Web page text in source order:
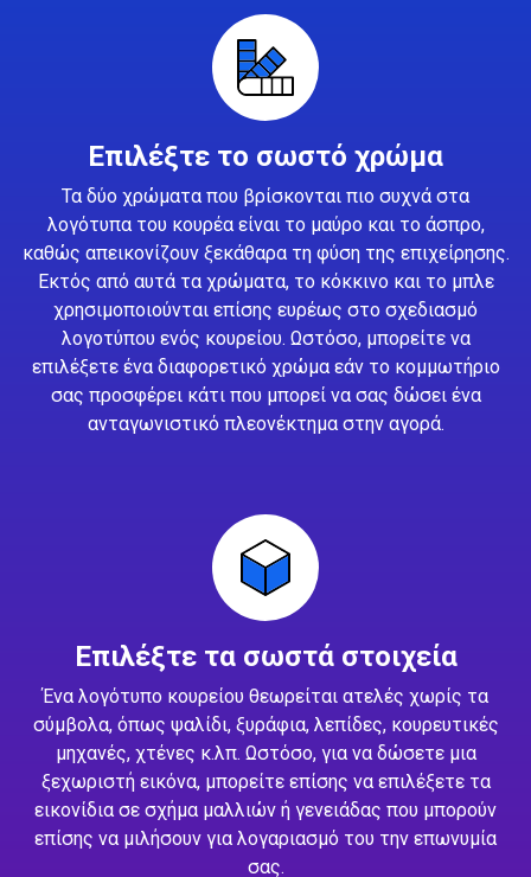
Επιλέξτε το σωστό χρώμα
Τα δύο χρώματα που βρίσκονται πιο συχνά στα
λογότυπα του κουρέα είναι το μαύρο και το άσπρο,
καθώς απεικονίζουν ξεκάθαρα τη φύση της επιχείρησης.
Εκτός από αυτά τα χρώματα, το κόκκινο και το μπλε
χρησιμοποιούνται επίσης ευρέως στο σχεδιασμό
λογοτύπου ενός κουρείου. Ωστόσο, μπορείτε να
επιλέξετε ένα διαφορετικό χρώμα εάν το κομμωτήριο
σας προσφέρει κάτι που μπορεί να σας δώσει ένα
ανταγωνιστικό πλεονέκτημα στην αγορά.
Επιλέξτε τα σωστά στοιχεία
Ένα λογότυπο κουρείου θεωρείται ατελές χωρίς τα
σύμβολα, όπως ψαλίδι, ξυράφια, λεπίδες, κουρευτικές
μηχανές, χτένες κ.λπ. Ωστόσο, για να δώσετε μια
ξεχωριστή εικόνα, μπορείτε επίσης να επιλέξετε τα
εικονίδια σε σχήμα μαλλιών ή γενειάδας που μπορούν
επίσης να μιλήσουν για λογαριασμό του την επωνυμία
σας.